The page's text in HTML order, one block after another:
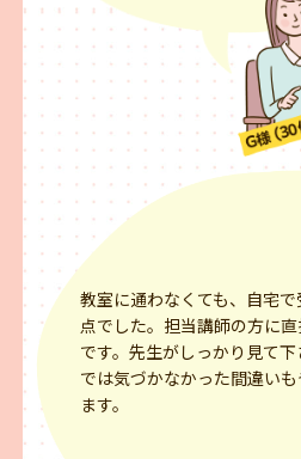
教室に通わなくても、自宅
点でした。担当講師の方に
です。先生がしっかり見て
では気づかなかった間違い
ます。